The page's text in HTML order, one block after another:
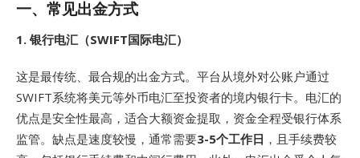
一、常见出金方式
1. 银行电汇（SWIFT国际电汇）
这是最传统、最合规的出金方式。平台从境外对公账户通过
SWIFT系统将美元等外币电汇至投资者的境内银行卡。电汇的
优点是安全性最高，适合大额资金提取，资金全程受银行体系
监管。缺点是速度较慢，通常需要3-5个工作日 ，且手续费较